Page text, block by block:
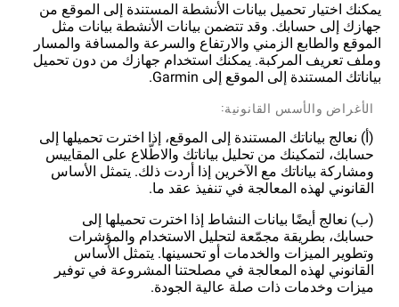
يمكنك اختيار تحميل بيانات الأنشطة المستندة إلى الموقع من
جهازك إلى حسابك. وقد تتضمن بيانات الأنشطة بيانات مثل
الموقع والطابع الزمني والارتفاع والسرعة والمسافة والمسار
وملف تعريف المركبة. يمكنك استخدام جهازك من دون تحميل
بياناتك المستندة إلى الموقع إلى Garmin.
الأغراض والأسس القانونية:
(أ) نعالج بياناتك المستندة إلى الموقع، إذا اخترت تحميلها إلى
حسابك، لتمكينك من تحليل بياناتك والاطّلاع على المقاييس
ومشاركة بياناتك مع الآخرين إذا أردت ذلك. يتمثل الأساس
القانوني لهذه المعالجة في تنفيذ عقد ما.
(ب) نعالج أيضًا بيانات النشاط إذا اخترت تحميلها إلى
حسابك، بطريقة مجمّعة لتحليل الاستخدام والمؤشرات
وتطوير الميزات والخدمات أو تحسينها. يتمثل الأساس
القانوني لهذه المعالجة في مصلحتنا المشروعة في توفير
ميزات وخدمات ذات صلة عالية الجودة.